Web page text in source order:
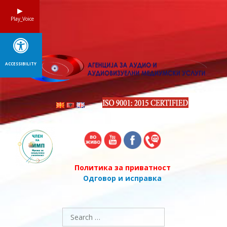
Политика за приватност
Одговор и исправка
Search
for:
Play_Voice
ACCESSIBILITY